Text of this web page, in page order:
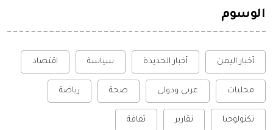
الوسوم
أخبار اليمن أخبار الحديدة سياسة اقتصاد
محليات عربي ودولي صحة رياضة
تكنولوجيا تقارير ثقافة